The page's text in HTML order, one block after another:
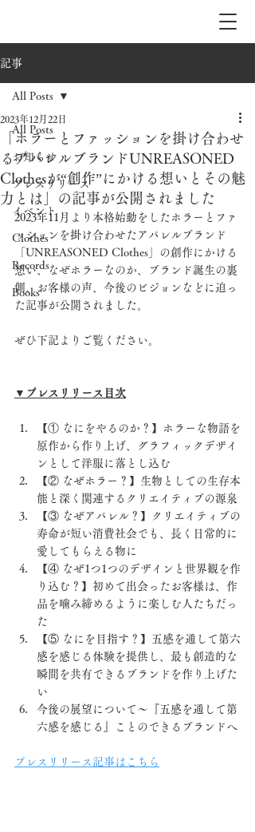
記事
All Posts
お知らせ
プレスリリース
イベント
Clothes
Records
Books
All Posts
「ホラーとファッションを掛け合わせ
るアパレルブランドUNREASONED
Clothesが“創作”にかける想いとその魅
力とは」の記事が公開されました
2023年12月22日
2023年11月より本格始動をしたホラーとファ
ッションを掛け合わせたアパレルブランド
「UNREASONED Clothes」の創作にかける
想い、なぜホラーなのか、ブランド誕生の裏
側、お客様の声、今後のビジョンなどに迫っ
た記事が公開されました。
ぜひ下記よりご覧ください。
▼プレスリリース目次
【① なにをやるのか？】ホラーな物語を
原作から作り上げ、グラフィックデザイ
ンとして洋服に落とし込む
【② なぜホラー？】生物としての生存本
能と深く関連するクリエイティブの源泉
【③ なぜアパレル？】クリエイティブの
寿命が短い消費社会でも、長く日常的に
愛してもらえる物に
【④ なぜ1つ1つのデザインと世界観を作
り込む？】初めて出会ったお客様は、作
品を噛み締めるように楽しむ人たちだっ
た
【⑤ なにを目指す？】五感を通して第六
感を感じる体験を提供し、最も創造的な
瞬間を共有できるブランドを作り上げた
い
今後の展望について～『五感を通して第
六感を感じる』ことのできるブランドへ
プレスリリース記事はこちら